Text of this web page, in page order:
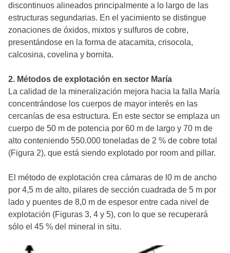
discontinuos alineados principalmente a lo largo de las
estructuras segundarias. En el yacimiento se distingue
zonaciones de óxidos, mixtos y sulfuros de cobre,
presentándose en la forma de atacamita, crisocola,
calcosina, covelina y bornita.
2. Métodos de explotación en sector María
La calidad de la mineralización mejora hacia la falla María
concentrándose los cuerpos de mayor interés en las
cercanías de esa estructura. En este sector se emplaza un
cuerpo de 50 m de potencia por 60 m de largo y 70 m de
alto conteniendo 550.000 toneladas de 2 % de cobre total
(Figura 2), que está siendo explotado por room and pillar.
El método de explotación crea cámaras de l0 m de ancho
por 4,5 m de alto, pilares de sección cuadrada de 5 m por
lado y puentes de 8,0 m de espesor entre cada nivel de
explotación (Figuras 3, 4 y 5), con lo que se recuperará
sólo el 45 % del mineral in situ.